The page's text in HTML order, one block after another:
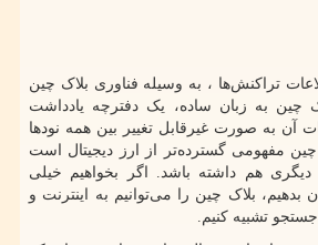
تراکنش‌ها ، به وسیله فناوری بلاک چین
به زبان ساده، یک دفترچه یادداشت
آن به صورت غیرقابل تغییر بین همه نودها
مفهومی گسترده‌تر از ارز دیجیتال است
دیگری هم داشته باشد. اگر بخواهیم خیلی
بدهیم، بلاک چین را می‌توانیم به اینترنت و
جستجو تشبیه کنیم.